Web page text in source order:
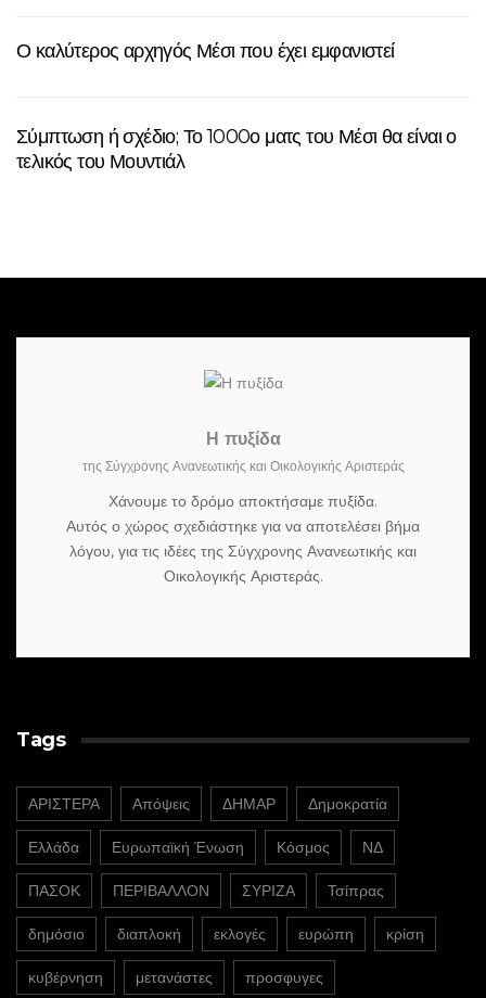
Ο καλύτερος αρχηγός Μέσι που έχει εμφανιστεί
Σύμπτωση ή σχέδιο; Το 1000ο ματς του Μέσι θα είναι ο
τελικός του Μουντιάλ
Η πυξίδα
της Σύγχρονης Ανανεωτικής και Οικολογικής Αριστεράς
Χάνουμε το δρόμο αποκτήσαμε πυξίδα.
Αυτός ο χώρος σχεδιάστηκε για να αποτελέσει βήμα
λόγου, για τις ιδέες της Σύγχρονης Ανανεωτικής και
Οικολογικής Αριστεράς.
Tags
ΑΡΙΣΤΕΡΑ Απόψεις ΔΗΜΑΡ Δημοκρατία
Ελλάδα Ευρωπαϊκή Ένωση Κόσμος ΝΔ
ΠΑΣΟΚ ΠΕΡΙΒΑΛΛΟΝ ΣΥΡΙΖΑ Τσίπρας
δημόσιο διαπλοκή εκλογές ευρώπη κρίση
κυβέρνηση μετανάστες προσφυγες